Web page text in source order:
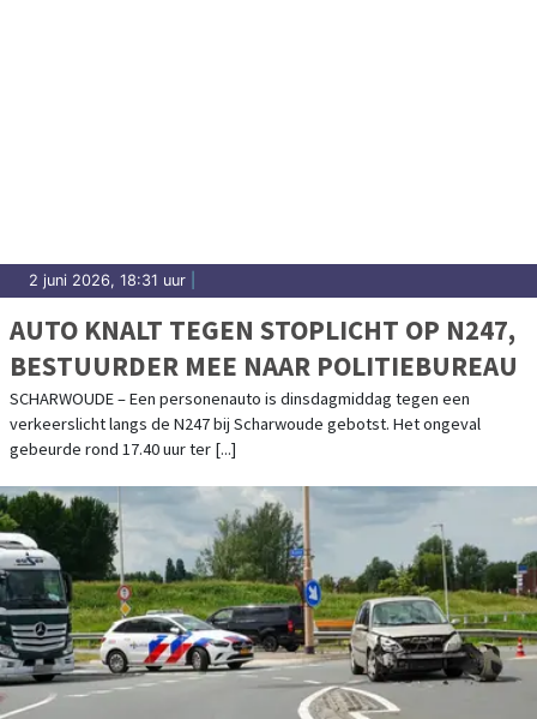
2 juni 2026, 18:31 uur
AUTO KNALT TEGEN STOPLICHT OP N247,
BESTUURDER MEE NAAR POLITIEBUREAU
SCHARWOUDE – Een personenauto is dinsdagmiddag tegen een
verkeerslicht langs de N247 bij Scharwoude gebotst. Het ongeval
gebeurde rond 17.40 uur ter [...]